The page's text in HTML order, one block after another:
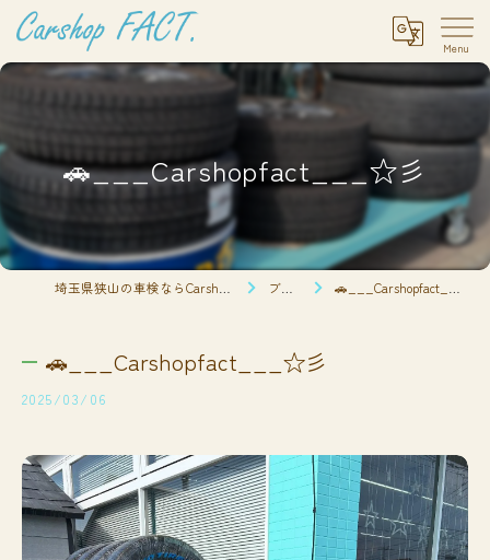
🚗___Carshopfact___☆彡
ブログ 🚗___Carshopfact___☆彡
🚗___Carshopfact___☆彡
2025/03/06